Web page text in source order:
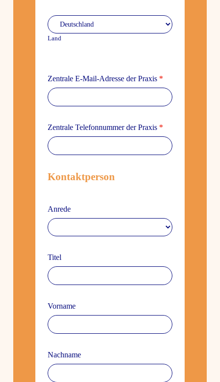
Land
Land
Zentrale E‑Mail-Adresse der Praxis *
Zentrale Tele­fon­nummer der Praxis *
Kontakt­person
Anrede
Titel
Vorname
Nach­name